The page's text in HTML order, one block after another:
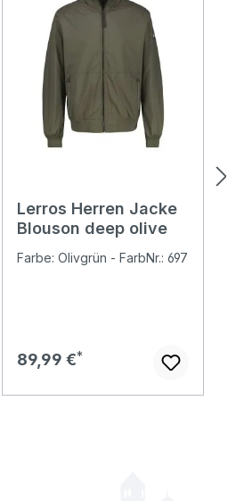
Lerros Herren Jacke
Blouson deep olive
Farbe: Olivgrün - FarbNr.: 697
Regulärer Preis:
89,99 €